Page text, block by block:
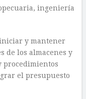
ingeniería
y mantener
de los almacenes y
procedimientos
el presupuesto